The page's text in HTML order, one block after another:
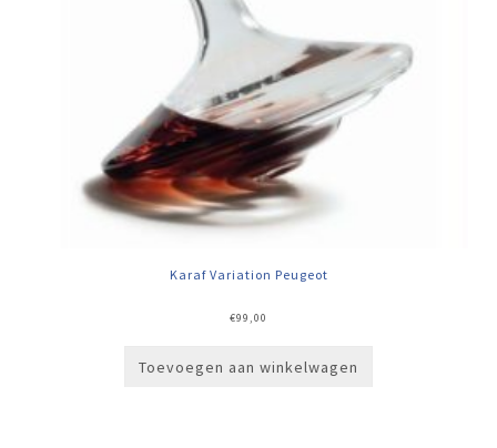
Karaf Variation Peugeot
€99,00
Toevoegen aan winkelwagen